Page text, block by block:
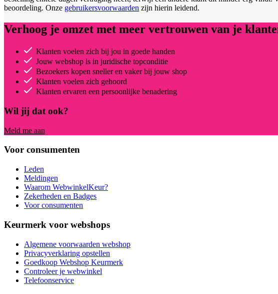
beoordeling. Onze gebruikersvoorwaarden zijn hierin leidend.
Verhoog je omzet met meer vertrouwen van je
Klanten voelen zich bij jou in goede handen
Jouw webshop is in juridische topconditie
Bezoekers kopen sneller en vaker bij jouw shop
Klanten voelen zich gehoord
Klanten ervaren een persoonlijke benadering
Wil jij dat ook?
Meld me aan
Voor consumenten
Leden
Meldingen
Waarom WebwinkelKeur?
Zekerheden en Badges
Voor consumenten
Keurmerk voor webshops
Algemene voorwaarden webshop
Privacyverklaring opstellen
Goedkoop Webshop Keurmerk
Controleer je webwinkel
Telefoonservice